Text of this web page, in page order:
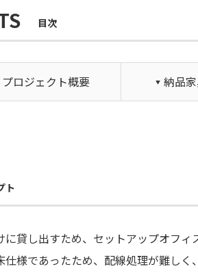
目次
プロジェクト概要 納品
ト
貸し出すため、セットアップオフィ
様であったため、配線処理が難しく